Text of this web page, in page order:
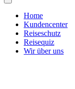
Home
Kundencenter
Reiseschutz
Reisequiz
Wir über uns